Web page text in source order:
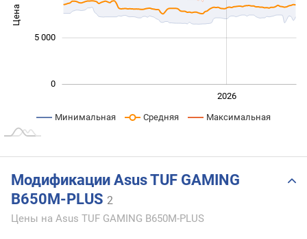
Цена
0
5 000
2026
Минимальная Средняя Максимальная
Модификации Asus TUF GAMING
B650M-PLUS 2
Цены на Asus TUF GAMING B650M-PLUS